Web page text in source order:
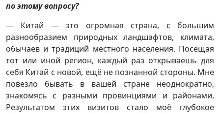
по этому вопросу?
— Китай — это огромная страна, с большим
разнообразием природных ландшафтов, климата,
обычаев и традиций местного населения. Посещая
тот или иной регион, каждый раз открываешь для
себя Китай с новой, ещё не познанной стороны. Мне
повезло бывать в вашей стране неоднократно,
знакомясь с разными провинциями и районами.
Результатом этих визитов стало моё глубокое